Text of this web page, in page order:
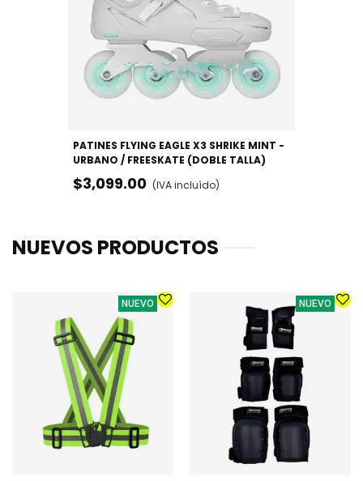
PATINES FLYING EAGLE X3 SHRIKE MINT -
URBANO / FREESKATE (DOBLE TALLA)
$3,099.00 (IVA incluído)
NUEVOS PRODUCTOS
NUEVO NUEVO